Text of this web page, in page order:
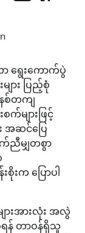
ာ ရွေးကောက်ပွဲ
ား ပြည့်စုံ
စ်တကျ
က်များဖြင့်
အဆင်ပြေ
က်ညီမျှတစွာ
းက ပြောပါ
ားအားလုံး အလွဲ
န် တာဝန်ရှိသူ